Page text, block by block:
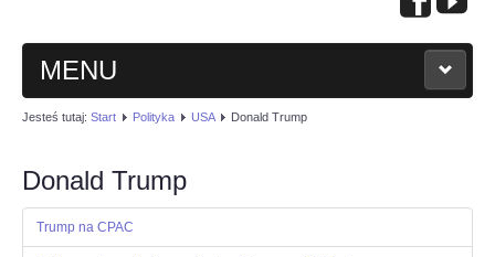
MENU
HOME
WIADOMOŚCI
NAUKA GRY W SZACHY
Jesteś tutaj: Start Polityka USA Donald Trump
Donald Trump
Trump na CPAC